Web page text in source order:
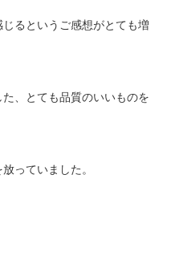
じるというご感想がとても増
、とても品質のいいものを
っていました。